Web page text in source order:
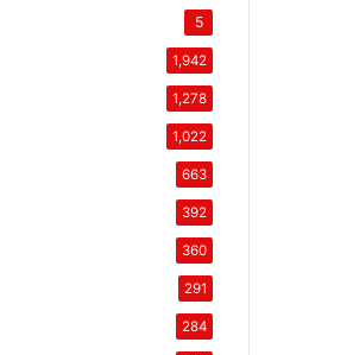
5
1,942
1,278
1,022
663
392
360
291
284